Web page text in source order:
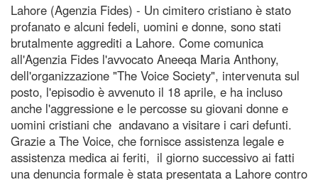
Lahore (Agenzia Fides) - Un cimitero cristiano è stato
profanato e alcuni fedeli, uomini e donne, sono stati
brutalmente aggrediti a Lahore. Come comunica
all'Agenzia Fides l'avvocato Aneeqa Maria Anthony,
dell'organizzazione "The Voice Society", intervenuta sul
posto, l'episodio è avvenuto il 18 aprile, e ha incluso
anche l'aggressione e le percosse su giovani donne e
uomini cristiani che andavano a visitare i cari defunti.
Grazie a The Voice, che fornisce assistenza legale e
assistenza medica ai feriti, il giorno successivo ai fatti
una denuncia formale è stata presentata a Lahore contro